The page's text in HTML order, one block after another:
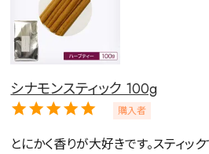
シナモンスティック 100g
購入者
とにかく香りが大好きです。スティッ